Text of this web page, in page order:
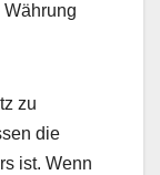
zu
die
ist. Wenn